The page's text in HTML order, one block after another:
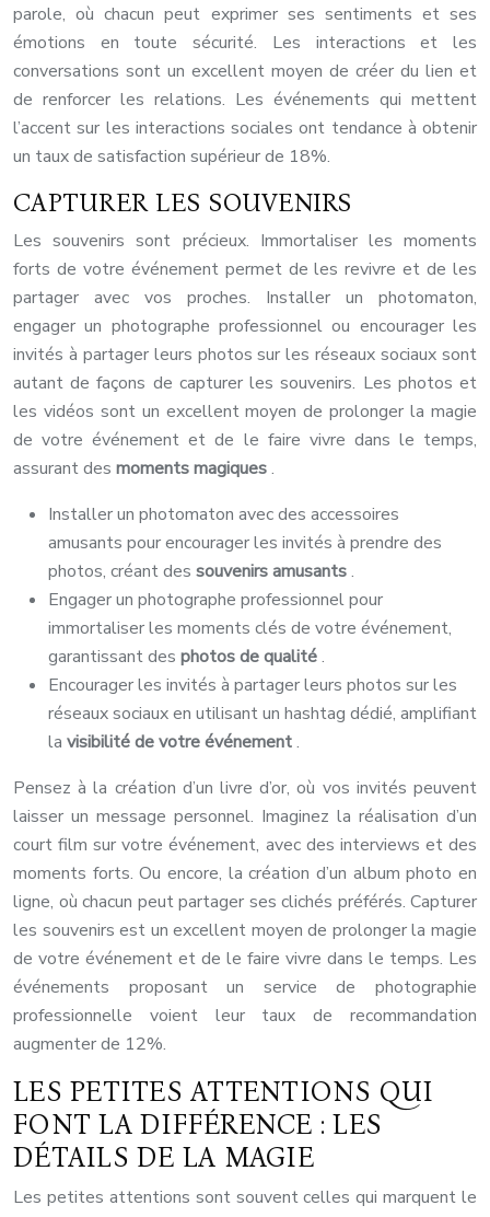
parole, où chacun peut exprimer ses sentiments et ses
émotions en toute sécurité. Les interactions et les
conversations sont un excellent moyen de créer du lien et
de renforcer les relations. Les événements qui mettent
l’accent sur les interactions sociales ont tendance à obtenir
un taux de satisfaction supérieur de 18%.
CAPTURER LES SOUVENIRS
Les souvenirs sont précieux. Immortaliser les moments
forts de votre événement permet de les revivre et de les
partager avec vos proches. Installer un photomaton,
engager un photographe professionnel ou encourager les
invités à partager leurs photos sur les réseaux sociaux sont
autant de façons de capturer les souvenirs. Les photos et
les vidéos sont un excellent moyen de prolonger la magie
de votre événement et de le faire vivre dans le temps,
assurant des moments magiques.
Installer un photomaton avec des accessoires
amusants pour encourager les invités à prendre des
photos, créant des souvenirs amusants.
Engager un photographe professionnel pour
immortaliser les moments clés de votre événement,
garantissant des photos de qualité.
Encourager les invités à partager leurs photos sur les
réseaux sociaux en utilisant un hashtag dédié, amplifiant
la visibilité de votre événement.
Pensez à la création d’un livre d’or, où vos invités peuvent
laisser un message personnel. Imaginez la réalisation d’un
court film sur votre événement, avec des interviews et des
moments forts. Ou encore, la création d’un album photo en
ligne, où chacun peut partager ses clichés préférés. Capturer
les souvenirs est un excellent moyen de prolonger la magie
de votre événement et de le faire vivre dans le temps. Les
événements proposant un service de photographie
professionnelle voient leur taux de recommandation
augmenter de 12%.
LES PETITES ATTENTIONS QUI
FONT LA DIFFÉRENCE : LES
DÉTAILS DE LA MAGIE
Les petites attentions sont souvent celles qui marquent le